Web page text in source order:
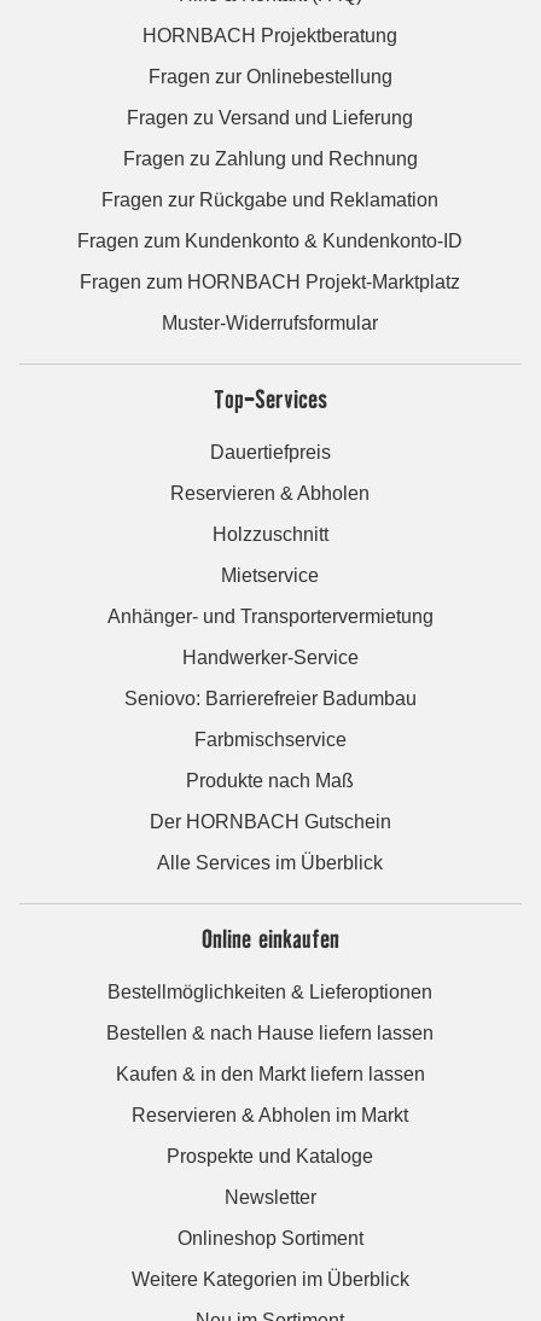
HORNBACH Projektberatung
Fragen zur Onlinebestellung
Fragen zu Versand und Lieferung
Fragen zu Zahlung und Rechnung
Fragen zur Rückgabe und Reklamation
Fragen zum Kundenkonto & Kundenkonto-ID
Fragen zum HORNBACH Projekt-Marktplatz
Muster-Widerrufsformular
Top-Services
Dauertiefpreis
Reservieren & Abholen
Holzzuschnitt
Mietservice
Anhänger- und Transportervermietung
Handwerker-Service
Seniovo: Barrierefreier Badumbau
Farbmischservice
Produkte nach Maß
Der HORNBACH Gutschein
Alle Services im Überblick
Online einkaufen
Bestellmöglichkeiten & Lieferoptionen
Bestellen & nach Hause liefern lassen
Kaufen & in den Markt liefern lassen
Reservieren & Abholen im Markt
Prospekte und Kataloge
Newsletter
Onlineshop Sortiment
Weitere Kategorien im Überblick